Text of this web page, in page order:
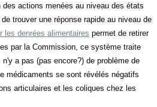
actions menées au niveau des états
trouver une réponse rapide au niveau de
les denrées alimentaires permet de retirer
par la Commission, ce système traite
a pas (pas encore?) de problème de
médicaments se sont révélés négatifs
articulaires et les coliques chez les